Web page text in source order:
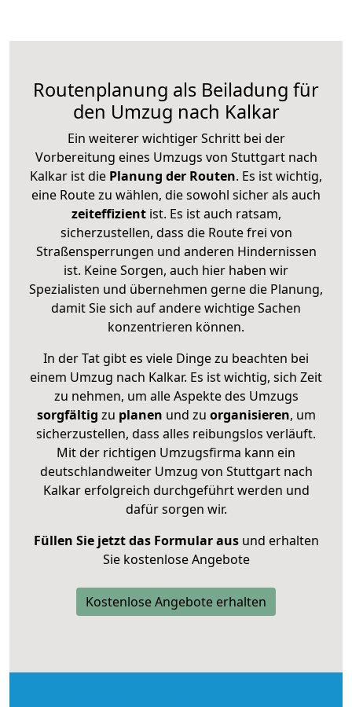
Routenplanung als Beiladung für
den Umzug nach Kalkar
Ein weiterer wichtiger Schritt bei der
Vorbereitung eines Umzugs von Stuttgart nach
Kalkar ist die Planung der Routen. Es ist wichtig,
eine Route zu wählen, die sowohl sicher als auch
zeiteffizientist. Es ist auch ratsam,
sicherzustellen, dass die Route frei von
Straßensperrungen und anderen Hindernissen
ist. Keine Sorgen, auch hier haben wir
Spezialisten und übernehmen gerne die Planung,
damit Sie sich auf andere wichtige Sachen
konzentrieren können.
In der Tat gibt es viele Dinge zu beachten bei
einem Umzug nach Kalkar. Es ist wichtig, sich Zeit
zu nehmen, um alle Aspekte des Umzugs
sorgfältig zu planen und zu organisieren, um
sicherzustellen, dass alles reibungslos verläuft.
Mit der richtigen Umzugsfirma kann ein
deutschlandweiter Umzug von Stuttgart nach
Kalkar erfolgreich durchgeführt werden und
dafür sorgen wir.
Füllen Sie jetzt das Formular ausund erhalten
Sie kostenlose Angebote
Kostenlose Angebote erhalten